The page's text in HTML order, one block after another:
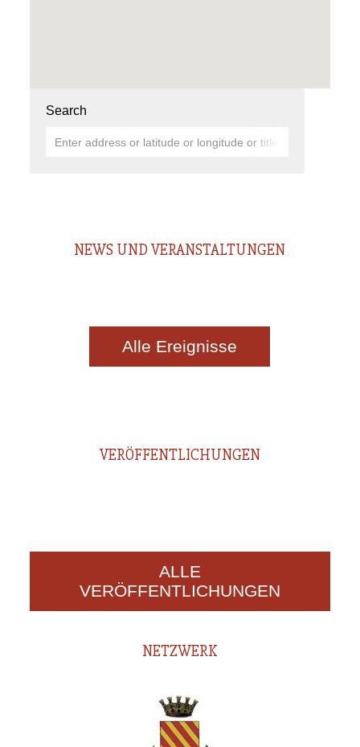
Search
NEWS UND VERANSTALTUNGEN
Alle Ereignisse
VERÖFFENTLICHUNGEN
ALLE
VERÖFFENTLICHUNGEN
NETZWERK